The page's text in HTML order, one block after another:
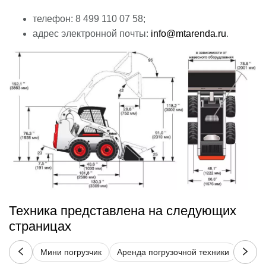
телефон: 8 499 110 07 58;
адрес электронной почты: info@mtarenda.ru.
Техника представлена на следующих
страницах
Мини погрузчик Аренда погрузочной техники